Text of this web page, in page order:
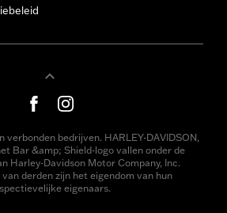
bedrijven. HARLEY-DAVIDSON,
Bar &amp; Shield-logo vallen onder de
Harley-Davidson Motor Company, Inc.
derden zijn het eigendom van hun
eigenaars.